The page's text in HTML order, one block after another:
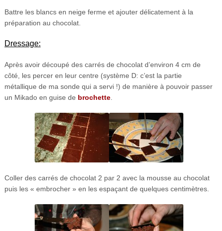
Battre les blancs en neige ferme et ajouter délicatement à la
préparation au chocolat.
Dressage:
Après avoir découpé des carrés de chocolat d’environ 4 cm de
côté, les percer en leur centre (système D: c’est la partie
métallique de ma sonde qui a servi !) de manière à pouvoir passer
un Mikado en guise de brochette.
Coller des carrés de chocolat 2 par 2 avec la mousse au chocolat
puis les « embrocher » en les espaçant de quelques centimètres.